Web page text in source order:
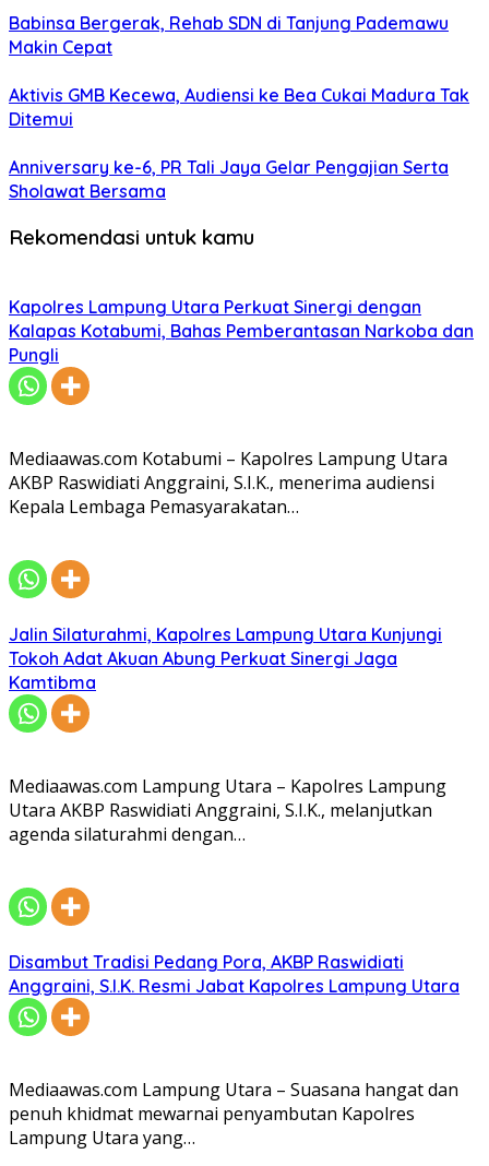
Babinsa Bergerak, Rehab SDN di Tanjung Pademawu
Makin Cepat
Aktivis GMB Kecewa, Audiensi ke Bea Cukai Madura Tak
Ditemui
Anniversary ke-6, PR Tali Jaya Gelar Pengajian Serta
Sholawat Bersama
Rekomendasi untuk kamu
Kapolres Lampung Utara Perkuat Sinergi dengan
Kalapas Kotabumi, Bahas Pemberantasan Narkoba dan
Pungli
Mediaawas.com Kotabumi – Kapolres Lampung Utara
AKBP Raswidiati Anggraini, S.I.K., menerima audiensi
Kepala Lembaga Pemasyarakatan…
Jalin Silaturahmi, Kapolres Lampung Utara Kunjungi
Tokoh Adat Akuan Abung Perkuat Sinergi Jaga
Kamtibma
Mediaawas.com Lampung Utara – Kapolres Lampung
Utara AKBP Raswidiati Anggraini, S.I.K., melanjutkan
agenda silaturahmi dengan…
Disambut Tradisi Pedang Pora, AKBP Raswidiati
Anggraini, S.I.K. Resmi Jabat Kapolres Lampung Utara
Mediaawas.com Lampung Utara – Suasana hangat dan
penuh khidmat mewarnai penyambutan Kapolres
Lampung Utara yang…